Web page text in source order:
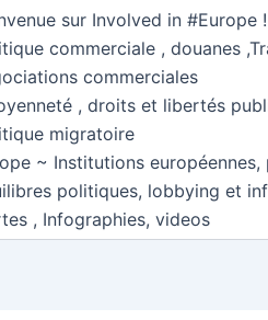
sur Involved in #Europe !
commerciale , douanes
commerciales
, droits et libertés
migratoire
~ Institutions européennes,
politiques, lobbying et
, Infographies, videos